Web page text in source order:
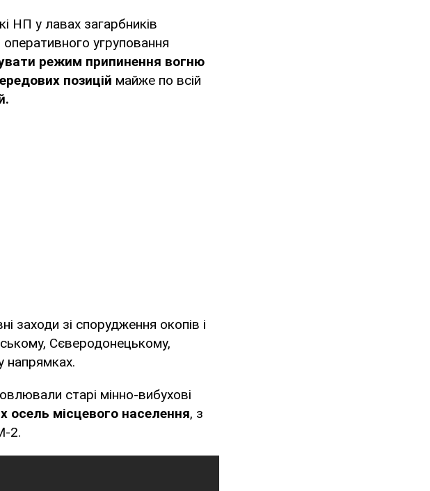
НП у лавах загарбників
угруповання
режим припинення вогню
позицій майже по всій
заходи зі спорудження окопів і
Сєверодонецькому,
напрямках.
старі мінно-вибухові
осель місцевого населення, з
2.